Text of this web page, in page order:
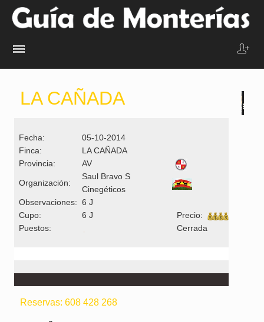
LA CAÑADA
Fecha:
05-10-2014
Finca:
LA CAÑADA
Provincia:
AV
Organización:
Saul Bravo S
Cinegéticos
Observaciones: 6 J
Cupo:
6 J
Precio:
Puestos:
Cerrada
Reservas: 608 428 268